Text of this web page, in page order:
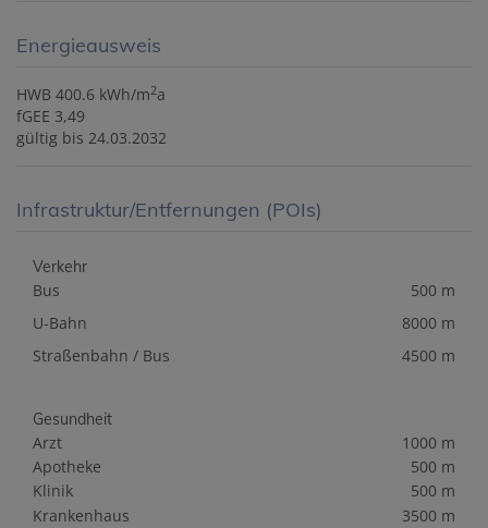
Energieausweis
HWB 400.6 kWh/m2a
fGEE 3,49
gültig bis 24.03.2032
Infrastruktur/Entfernungen (POIs)
Verkehr
Bus
500 m
U-Bahn
8000 m
Straßenbahn / Bus
4500 m
Gesundheit
Arzt
1000 m
Apotheke
500 m
Klinik
500 m
Krankenhaus
3500 m